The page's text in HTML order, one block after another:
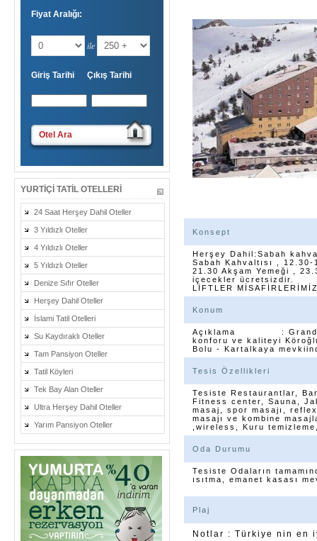
Fiyat Aralığı:
ile
Giriş Tarihi Çıkış Tarihi
Otel Ara
YURTIÇI TATIL OTELLERI
24 Saat Herşey Dahil Oteller
3 Yıldızlı Oteller
4 Yıldızlı Oteller
5 Yıldızlı Oteller
Denize Sıfır Oteller
Herşey Dahil Oteller
İslami Tatil Otelleri
Su Kaydıraklı Oteller
Tam Pansiyon Oteller
Tatil Köyleri
Tek Bay Alan Oteller
Ultra Herşey Dahil Oteller
Yarım Pansiyon Oteller
Konsept
Herşey Dahil:Sabah
Sabah Kahvaltısı ,
21.30 Akşam Yemeği ,
içecekler ücretsizdir.
LİFTLER
Konum
Açıklama : Grand
konforu ve kaliteyi
Bolu - Kartalkaya
Tesis Özellikleri
Tesiste Restaurantlar,
Fitness center, Sauna,
masaj, spor masajı,
masajı ve kombine
,wireless, Kuru
Oda Durumu
Tesiste Odaların
ısıtma, emanet kasası
Plaj
Notlar : Türkiye nin en